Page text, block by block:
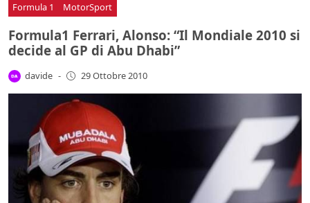
Formula 1 MotorSport
Formula1 Ferrari, Alonso: “Il Mondiale 2010 si
decide al GP di Abu Dhabi”
davide - 29 Ottobre 2010